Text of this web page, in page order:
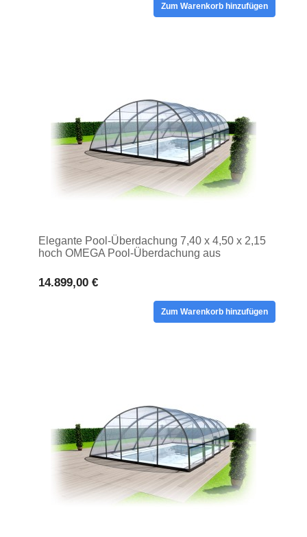
Zum Warenkorb hinzufügen
Elegante Pool-Überdachung 7,40 x 4,50 x 2,15
hoch OMEGA Pool-Überdachung aus
14.899,00 €
Zum Warenkorb hinzufügen